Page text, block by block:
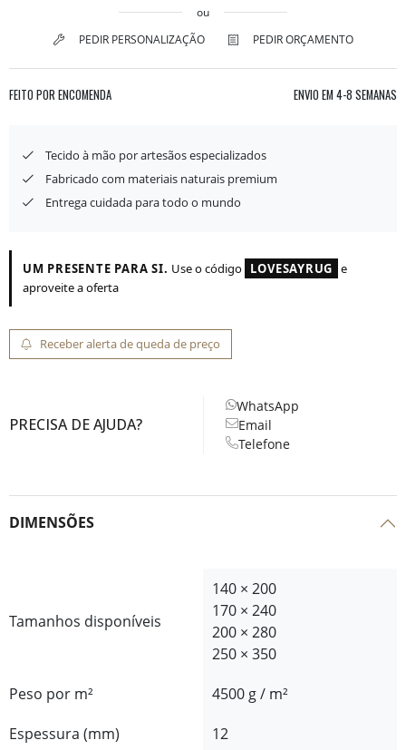
ou
PEDIR PERSONALIZAÇÃO
PEDIR ORÇAMENTO
FEITO POR ENCOMENDA ENVIO EM 4-8 SEMANAS
Tecido à mão por artesãos especializados
Fabricado com materiais naturais premium
Entrega cuidada para todo o mundo
UM PRESENTE PARA SI. Use o código LOVESAYRUG e
aproveite a oferta
Receber alerta de queda de preço
PRECISA DE AJUDA?
WhatsApp
Email
Telefone
DIMENSÕES
Tamanhos disponíveis
140 × 200
170 × 240
200 × 280
250 × 350
Peso por m²
4500 g / m²
Espessura (mm)
12